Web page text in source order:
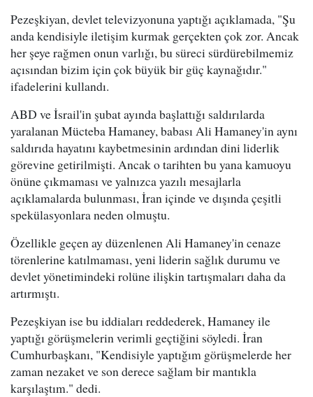
Pezeşkiyan, devlet televizyonuna yaptığı açıklamada, "Şu
anda kendisiyle iletişim kurmak gerçekten çok zor. Ancak
her şeye rağmen onun varlığı, bu süreci sürdürebilmemiz
açısından bizim için çok büyük bir güç kaynağıdır."
ifadelerini kullandı.
ABD ve İsrail'in şubat ayında başlattığı saldırılarda
yaralanan Mücteba Hamaney, babası Ali Hamaney'in aynı
saldırıda hayatını kaybetmesinin ardından dini liderlik
görevine getirilmişti. Ancak o tarihten bu yana kamuoyu
önüne çıkmaması ve yalnızca yazılı mesajlarla
açıklamalarda bulunması, İran içinde ve dışında çeşitli
spekülasyonlara neden olmuştu.
Özellikle geçen ay düzenlenen Ali Hamaney'in cenaze
törenlerine katılmaması, yeni liderin sağlık durumu ve
devlet yönetimindeki rolüne ilişkin tartışmaları daha da
artırmıştı.
Pezeşkiyan ise bu iddiaları reddederek, Hamaney ile
yaptığı görüşmelerin verimli geçtiğini söyledi. İran
Cumhurbaşkanı, "Kendisiyle yaptığım görüşmelerde her
zaman nezaket ve son derece sağlam bir mantıkla
karşılaştım." dedi.